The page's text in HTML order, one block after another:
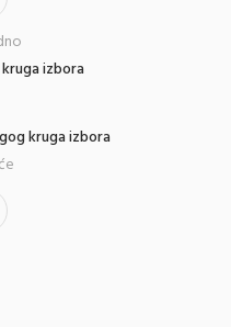
izbora
kruga izbora